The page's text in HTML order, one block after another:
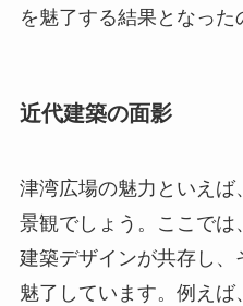
を魅了する結果となった
近代建築の面影
津湾広場の魅力といえ
景観でしょう。ここで
建築デザインが共存し、
魅了しています。例えば